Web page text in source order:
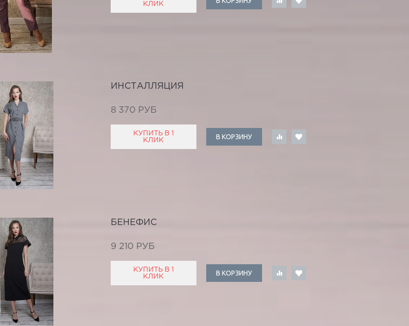
КЛИК
ИНСТАЛЛЯЦИЯ
8 370 РУБ
КУПИТЬ В 1
КЛИК
В КОРЗИНУ
БЕНЕФИС
9 210 РУБ
КУПИТЬ В 1
КЛИК
В КОРЗИНУ